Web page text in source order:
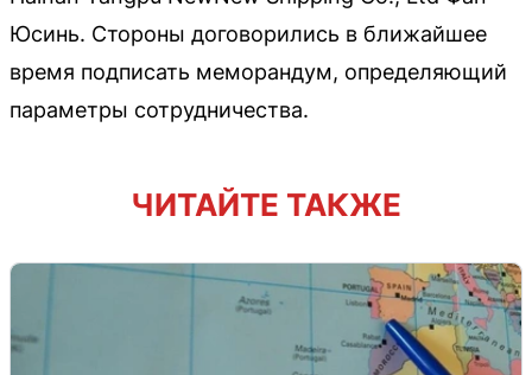
Юсинь. Стороны договорились в ближайшее
время подписать меморандум, определяющий
параметры сотрудничества.
ЧИТАЙТЕ ТАКЖЕ